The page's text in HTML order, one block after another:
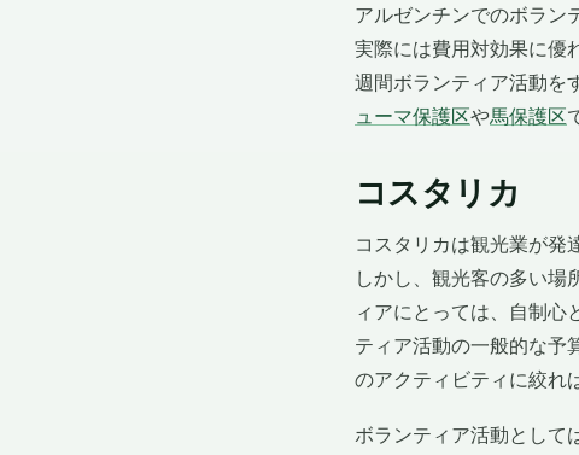
アルゼンチンでのボラン
実際には費用対効果に優
週間ボランティア活動を
ューマ保護区や馬保護区
コスタリカ
コスタリカは観光業が発
しかし、観光客の多い場
ィアにとっては、自制心
ティア活動の一般的な予
のアクティビティに絞れ
ボランティア活動として